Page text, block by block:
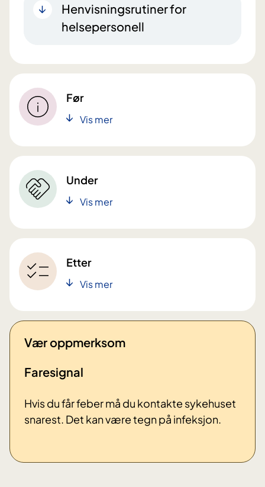
Henvisningsrutiner for
helsepersonell
Før
Vis mer
Under
Vis mer
Etter
Vis mer
Vær oppmerksom
Faresignal
Hvis du får feber må du kontakte sykehuset
snarest. Det kan være tegn på infeksjon.